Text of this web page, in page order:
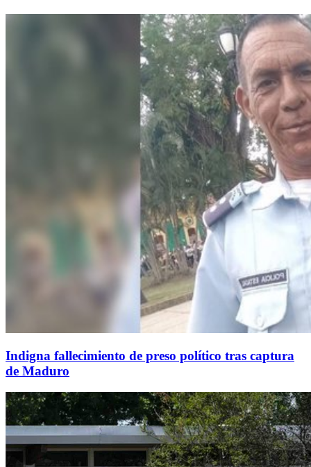
Indigna fallecimiento de preso político tras captura
de Maduro